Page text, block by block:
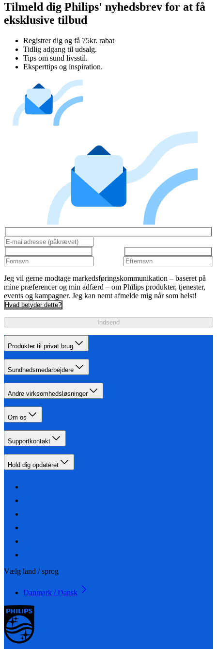
Tilmeld dig Philips' nyhedsbrev for at få
eksklusive tilbud
Registrer dig og få 75kr. rabat
Tidlig adgang til udsalg.
Tips om sund livsstil.
Eksperttips og inspiration.
Jeg vil gerne modtage markedsføringskommunikation – baseret på
mine præferencer og min adfærd – om Philips produkter, tjenester,
events og kampagner. Jeg kan nemt afmelde mig når som helst!
Hvad betyder dette?
Indsend
Produkter til privat brug
Sundhedsmedarbejdere
Andre virksomhedsløsninger
Om os
Supportkontakt
Hold dig opdateret
Vælg land / sprog
Danmark / Dansk